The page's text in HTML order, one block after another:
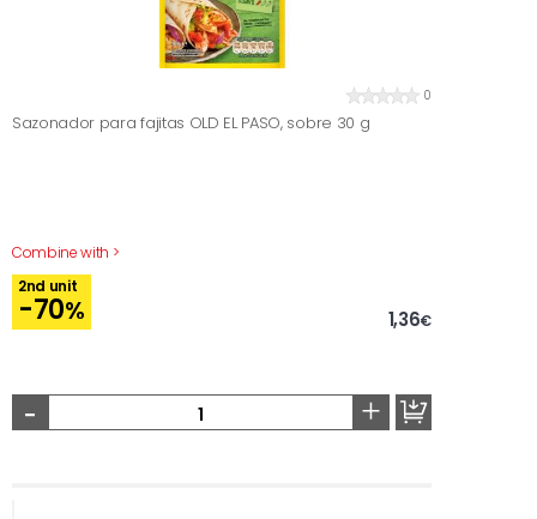
0
Sazonador para fajitas OLD EL PASO, sobre 30 g
Combine with >
2nd unit
-70% 1,36€
- +